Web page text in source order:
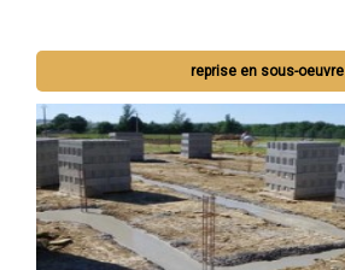
reprise en sous-oeuvre